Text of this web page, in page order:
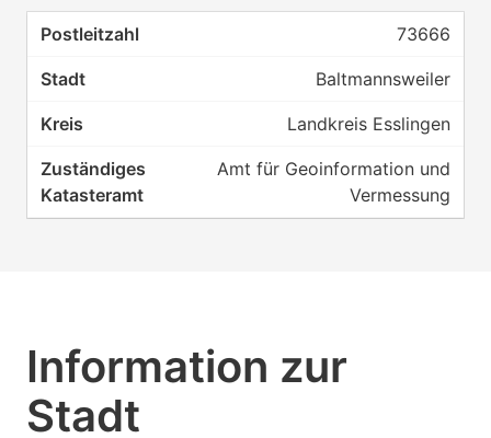
73666
Baltmannsweiler
Landkreis Esslingen
Amt für Geoinformation und
Vermessung
Information zur
Stadt